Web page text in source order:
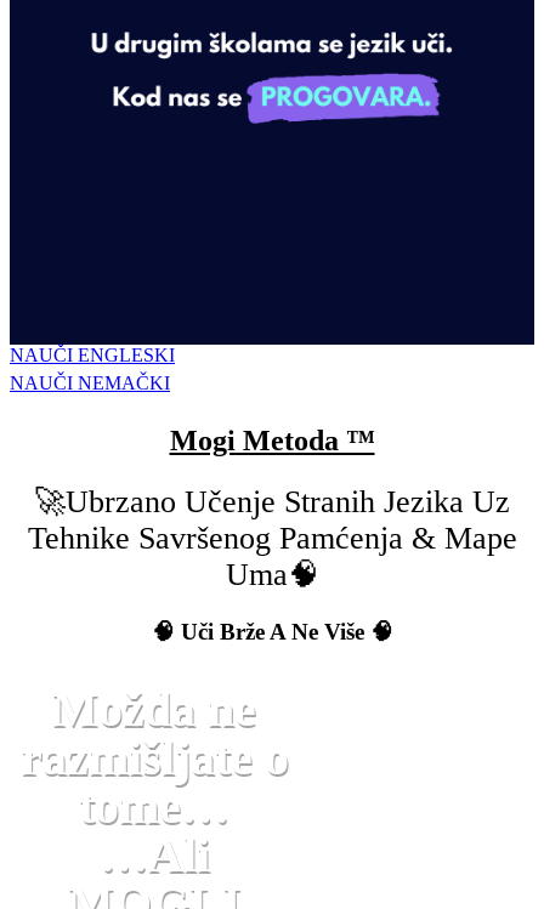
NAUČI ENGLESKI
NAUČI NEMAČKI
Mogi Metoda ™
🚀Ubrzano Učenje Stranih Jezika Uz
Tehnike Savršenog Pamćenja & Mape
Uma🧠
🧠 Uči Brže A Ne Više 🧠
Možda ne
razmišljate o
tome…
…Ali